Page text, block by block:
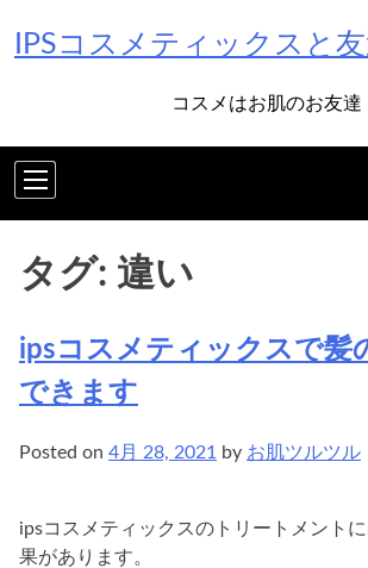
IPSコスメティックスと
コスメはお肌のお友達
タグ: 違い
ipsコスメティックスで髪
できます
Posted on 4月 28, 2021 by お肌ツルツル
ipsコスメティックスのトリートメント
果があります。